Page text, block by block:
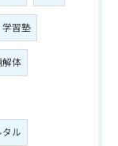
学習塾
解体
タル